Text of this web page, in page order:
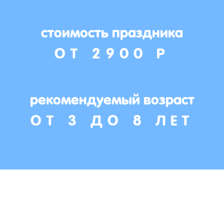
стоимость праздника
ОТ 2900 Р
рекомендуемый возраст
ОТ 3 ДО 8 ЛЕТ